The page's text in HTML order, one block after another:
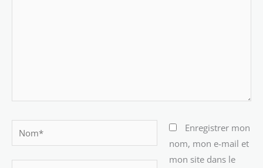
Enregistrer mon
nom, mon e-mail et
mon site dans le